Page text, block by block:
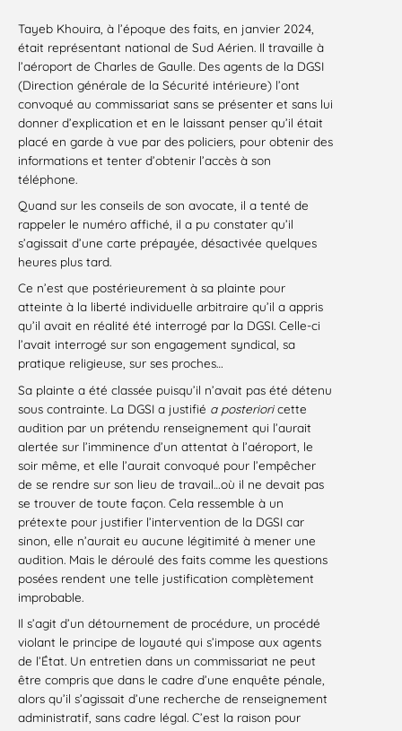
Tayeb Khouira, à l’époque des faits, en janvier 2024,
était représentant national de Sud Aérien. Il travaille à
l’aéroport de Charles de Gaulle. Des agents de la DGSI
(Direction générale de la Sécurité intérieure) l’ont
convoqué au commissariat sans se présenter et sans lui
donner d’explication et en le laissant penser qu’il était
placé en garde à vue par des policiers, pour obtenir des
informations et tenter d’obtenir l’accès à son
téléphone.
Quand sur les conseils de son avocate, il a tenté de
rappeler le numéro affiché, il a pu constater qu’il
s’agissait d’une carte prépayée, désactivée quelques
heures plus tard.
Ce n’est que postérieurement à sa plainte pour
atteinte à la liberté individuelle arbitraire qu’il a appris
qu’il avait en réalité été interrogé par la DGSI. Celle-ci
l’avait interrogé sur son engagement syndical, sa
pratique religieuse, sur ses proches…
Sa plainte a été classée puisqu’il n’avait pas été détenu
sous contrainte. La DGSI a justifié a posterioricette
audition par un prétendu renseignement qui l’aurait
alertée sur l’imminence d’un attentat à l’aéroport, le
soir même, et elle l’aurait convoqué pour l’empêcher
de se rendre sur son lieu de travail…où il ne devait pas
se trouver de toute façon. Cela ressemble à un
prétexte pour justifier l’intervention de la DGSI car
sinon, elle n’aurait eu aucune légitimité à mener une
audition. Mais le déroulé des faits comme les questions
posées rendent une telle justification complètement
improbable.
Il s’agit d’un détournement de procédure, un procédé
violant le principe de loyauté qui s’impose aux agents
de l’État. Un entretien dans un commissariat ne peut
être compris que dans le cadre d’une enquête pénale,
alors qu’il s’agissait d’une recherche de renseignement
administratif, sans cadre légal. C’est la raison pour